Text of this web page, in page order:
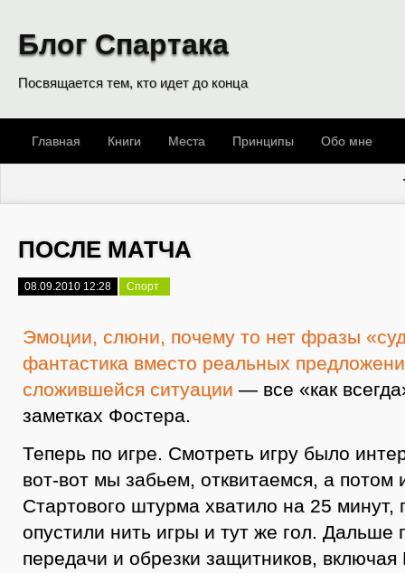
Блог Спартака
Посвящается тем, кто идет до конца
Главная Книги Места Принципы Обо мне
ПОСЛЕ МАТЧА
08.09.2010 12:28 Спорт
Эмоции, слюни, почему то нет фразы
фантастика вместо реальных
сложившейся ситуации — все «как
заметках Фостера.
Теперь по игре. Смотреть игру было
вот-вот мы забьем, отквитаемся, а
Стартового штурма хватило на 25 минут,
опустили нить игры и тут же гол. Дальше
передачи и обрезки защитников,